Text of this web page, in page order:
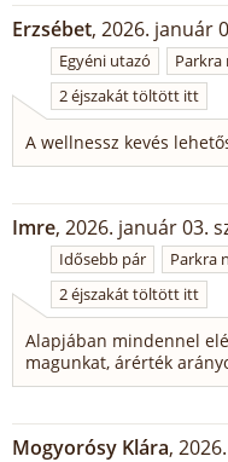
Erzsébet, 2026. január
Egyéni utazó
Parkra
2 éjszakát töltött itt
A wellnessz kevés
Imre, 2026. január 03.
Idősebb pár
Parkra
2 éjszakát töltött itt
Alapjában mindennel
magunkat, árérték
Mogyorósy Klára,